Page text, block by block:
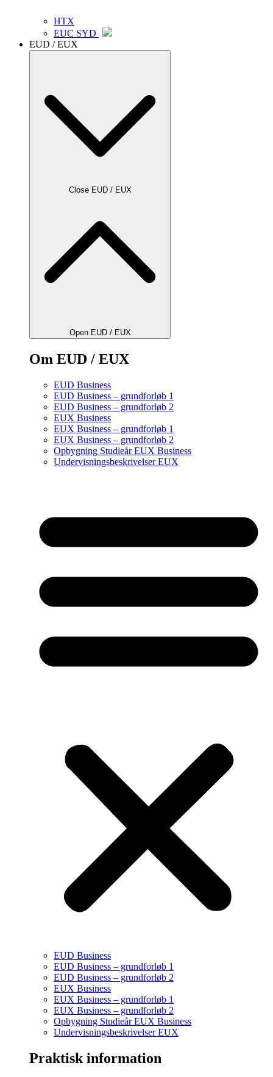
HTX
EUC SYD
EUD / EUX
Close EUD / EUX
Open EUD / EUX
Om EUD / EUX
EUD Business
EUD Business – grundforløb 1
EUD Business – grundforløb 2
EUX Business
EUX Business – grundforløb 1
EUX Business – grundforløb 2
Opbygning Studieår EUX Business
Undervisningsbeskrivelser EUX
EUD Business
EUD Business – grundforløb 1
EUD Business – grundforløb 2
EUX Business
EUX Business – grundforløb 1
EUX Business – grundforløb 2
Opbygning Studieår EUX Business
Undervisningsbeskrivelser EUX
Praktisk information